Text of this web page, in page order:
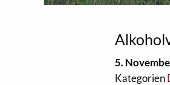
5.
Kategorien